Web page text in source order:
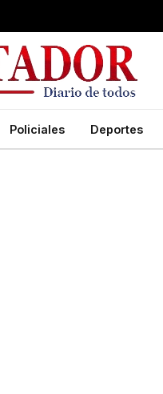
Policiales Deportes